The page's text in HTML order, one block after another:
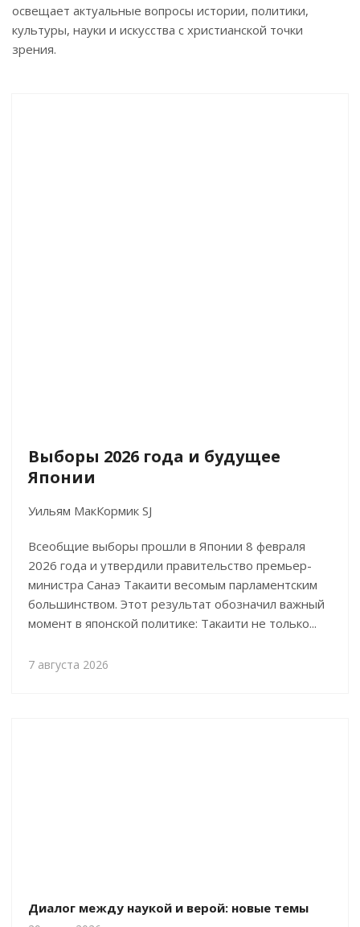
освещает актуальные вопросы истории, политики,
культуры, науки и искусства с христианской точки
зрения.
Выборы 2026 года и будущее
Японии
Уильям МакКормик SJ
Всеобщие выборы прошли в Японии 8 февраля
2026 года и утвердили правительство премьер-
министра Санаэ Такаити весомым парламентским
большинством. Этот результат обозначил важный
момент в японской политике: Такаити не только...
7 августа 2026
Диалог между наукой и верой: новые темы